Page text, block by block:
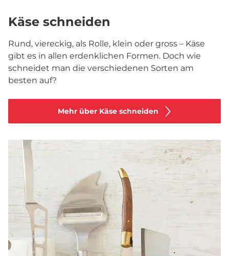
Käse schneiden
Rund, viereckig, als Rolle, klein oder gross – Käse
gibt es in allen erdenklichen Formen. Doch wie
schneidet man die verschiedenen Sorten am
besten auf?
Mehr über Käse schneiden